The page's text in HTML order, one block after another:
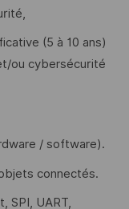
(5 à 10 ans)
ou cybersécurité
/ software).
connectés.
SPI, UART,